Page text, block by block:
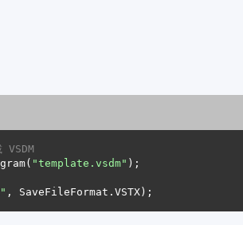
"template.vsdm"